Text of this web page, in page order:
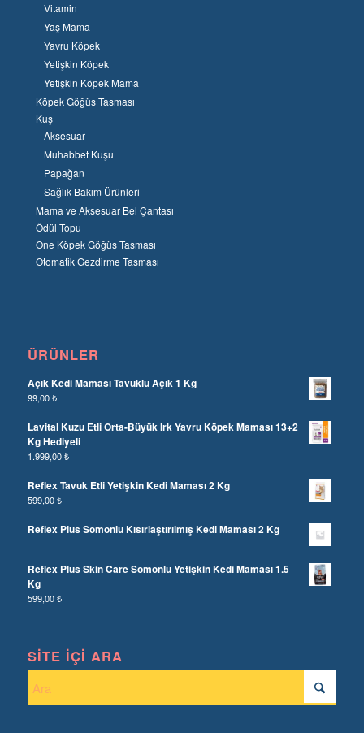
Vitamin
Yaş Mama
Yavru Köpek
Yetişkin Köpek
Yetişkin Köpek Mama
Köpek Göğüs Tasması
Kuş
Aksesuar
Muhabbet Kuşu
Papağan
Sağlık Bakım Ürünleri
Mama ve Aksesuar Bel Çantası
Ödül Topu
One Köpek Göğüs Tasması
Otomatik Gezdirme Tasması
ÜRÜNLER
Açık Kedi Maması Tavuklu Açık 1 Kg
99,00₺
Lavital Kuzu Etli Orta-Büyük Irk Yavru Köpek Maması 13+2
Kg Hediyeli
1.999,00₺
Reflex Tavuk Etli Yetişkin Kedi Maması 2 Kg
599,00₺
Reflex Plus Somonlu Kısırlaştırılmış Kedi Maması 2 Kg
Reflex Plus Skin Care Somonlu Yetişkin Kedi Maması 1.5
Kg
599,00₺
SITE İÇI ARA